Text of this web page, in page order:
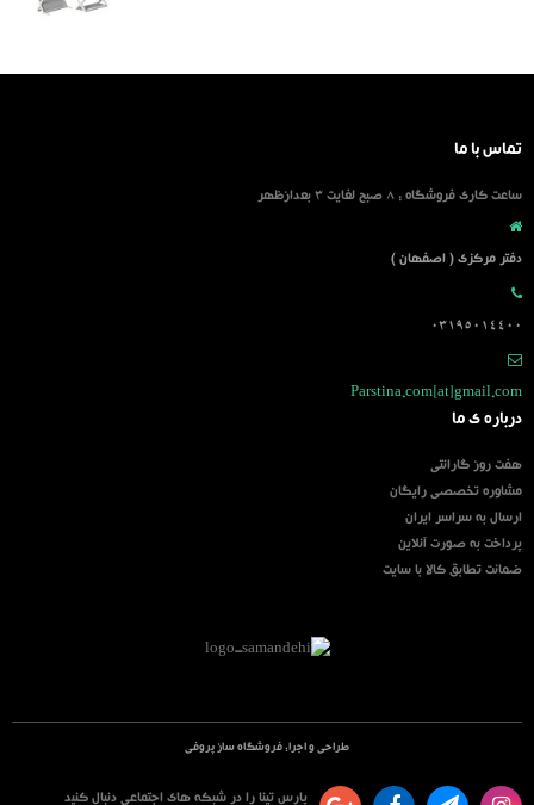
تماس با ما
ساعت کاری فروشگاه : 8 صبح لغایت 3 بعدازظهر
دفتر مرکزی ( اصفهان )
03195014400
Parstina.com[at]gmail.com
درباره ی ما
هفت روز گارانتی
مشاوره تخصصی رایگان
ارسال به سراسر ایران
پرداخت به صورت آنلاین
ضمانت تطابق کالا با سایت
طراحی و اجرا:فروشگاه ساز پروفی
پارس تینا را در شبکه های اجتماعی دنبال کنید